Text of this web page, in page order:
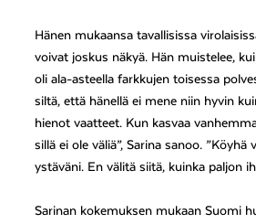
Hänen mukaansa tavallisissa
voivat joskus näkyä. Hän muistelee,
oli ala-asteella farkkujen toisessa
siltä, että hänellä ei mene niin hyvin
hienot vaatteet. Kun kasvaa
sillä ei ole väliä”, Sarina sanoo. ”Köyhä
ystäväni. En välitä siitä, kuinka paljon
Sarinan kokemuksen mukaan Suomi